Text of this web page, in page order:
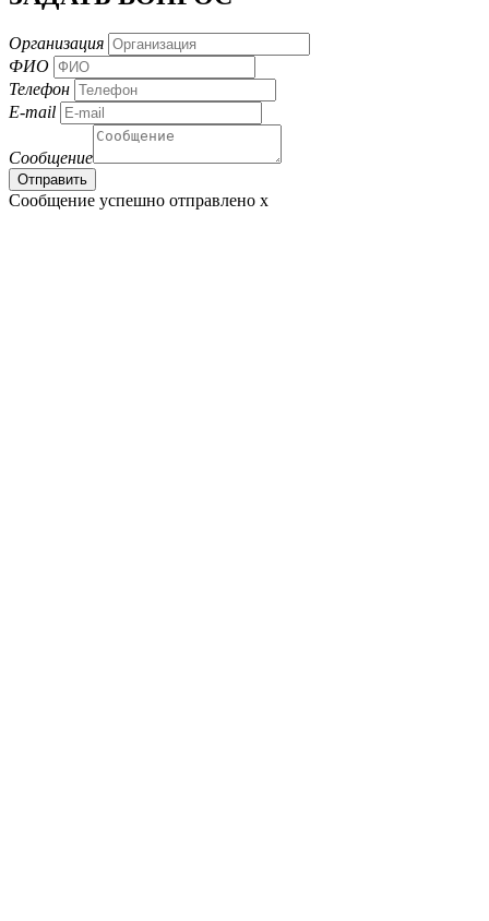
Организация
ФИО
Телефон
E-mail
Сообщение
Сообщение успешно отправлено x